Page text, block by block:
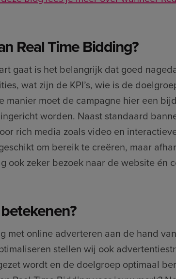
Real Time Bidding?
gaat is het belangrijk dat goed
wat zijn de KPI’s, wie is de
moet de campagne hier een
worden. Naast standaard
rich media zoals video en
om bereik te creëren, maar
ook zeker bezoek naar de website én
met online adverteren aan de hand
stellen wij ook
wordt en de doelgroep optimaal